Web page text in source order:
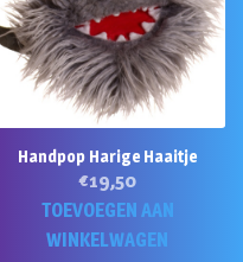
Handpop Harige Haaitje
€19,50
TOEVOEGEN AAN
WINKELWAGEN